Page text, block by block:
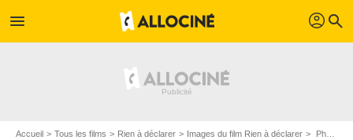
menu profil search
Accueil Tous les films Rien à déclarer Images du film Rien à déclarer Photo du film Rien à déclarer - Photo 3